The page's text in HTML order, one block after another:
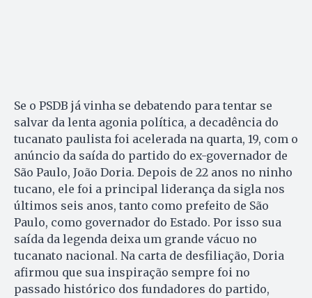
Se o PSDB já vinha se debatendo para tentar se
salvar da lenta agonia política, a decadência do
tucanato paulista foi acelerada na quarta, 19, com o
anúncio da saída do partido do ex-governador de
São Paulo, João Doria. Depois de 22 anos no ninho
tucano, ele foi a principal liderança da sigla nos
últimos seis anos, tanto como prefeito de São
Paulo, como governador do Estado. Por isso sua
saída da legenda deixa um grande vácuo no
tucanato nacional. Na carta de desfiliação, Doria
afirmou que sua inspiração sempre foi no
passado histórico dos fundadores do partido,